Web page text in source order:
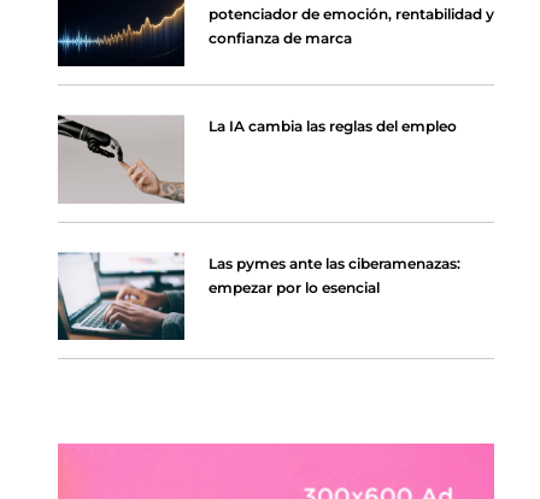
potenciador de emoción, rentabilidad y
confianza de marca
La IA cambia las reglas del empleo
Las pymes ante las ciberamenazas:
empezar por lo esencial